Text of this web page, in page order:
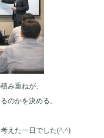
み重ねが、
のかを決める。
えた一日でした(^.^)